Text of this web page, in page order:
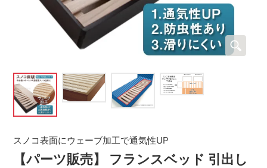
【パーツ販売】 フランスベッド 引出し
スノコ表面にウェーブ加工で通気性UP